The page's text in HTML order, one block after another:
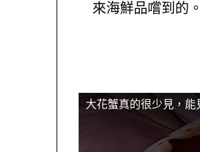
來海鮮品嚐到的。
大花蟹真的很少見，